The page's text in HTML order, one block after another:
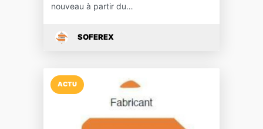
nouveau à partir du…
SOFEREX
ACTU